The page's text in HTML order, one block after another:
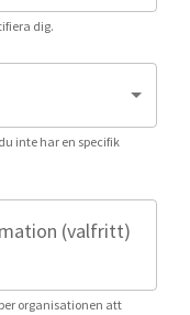
dig.
inte har en specifik
(valfritt)
organisationen att